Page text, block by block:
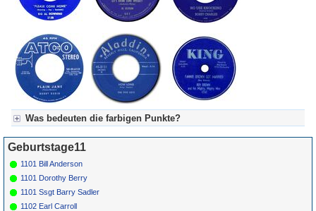
Was bedeuten die farbigen Punkte?
Für Axel's Tageskalender:
Grün = Kurzgeschichte
Grün! = fachlich bestimmt spannend, nicht verpassen!
Grün+ = Stundenbeitrag
Gelb = Kurzgeschichten oder Stundensendungen in Arbeit
Blau = Beschreibungstext (beschreibender Text)
Geburtstage11
1101 Bill Anderson
1101 Dorothy Berry
1101 Ssgt Barry Sadler
1102 Earl Carroll